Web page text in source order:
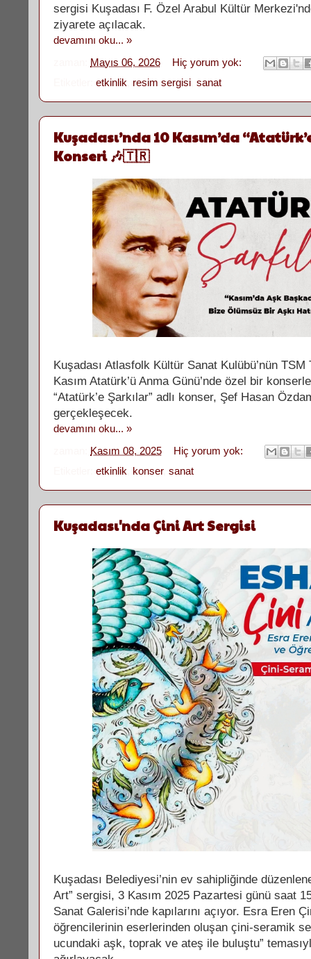
sergisi Kuşadası F. Özel Arabul Kültür
ziyarete açılacak.
devamını oku... »
Mayıs 06, 2026
Hiç yorum yok:
etkinlik resim sergisi sanat
Kuşadası’nda 10 Kasım’da
Konseri 🎶🇹🇷
Kuşadası Atlasfolk Kültür Sanat Kulübü’nün TSM
Kasım Atatürk’ü Anma Günü’nde özel bir
“Atatürk’e Şarkılar” adlı konser, Şef Hasan
gerçekleşecek.
devamını oku... »
Kasım 08, 2025
Hiç yorum yok:
etkinlik konser, sanat
Kuşadası'nda Çini Art Sergisi
Kuşadası Belediyesi’nin ev sahipliğinde
Art” sergisi, 3 Kasım 2025 Pazartesi günü saat
Sanat Galerisi’nde kapılarını açıyor. Esra Eren
öğrencilerinin eserlerinden oluşan çini-seramik
ucundaki aşk, toprak ve ateş ile buluştu”